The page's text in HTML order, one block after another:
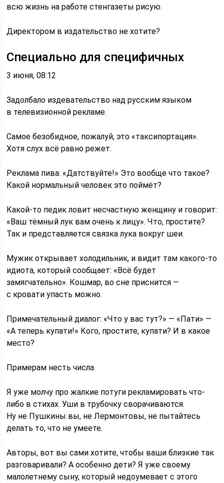
всю жизнь на работе стенгазеты рисую.
Директором в издательство не хотите?
Специально для специфичных
3 июня, 08:12
Задолбало издевательство над русским языком
в телевизионной рекламе.
Самое безобидное, пожалуй, это «таксипортация».
Хотя слух всё равно режет.
Реклама пива: «Датствуйте!» Это вообще что такое?
Какой нормальный человек это поймёт?
Какой-то педик ловит несчастную женщину и говорит:
«Ваш тёмный лук вам очень к лицу». Что, простите?
Так и представляется связка лука вокруг шеи.
Мужик открывает холодильник, и видит там какого-то
идиота, который сообщает: «Всё будет
замягчательно». Кошмар, во сне приснится —
с кровати упасть можно.
Примечательный диалог: «Что у вас тут?» — «Пати» —
«А теперь купати!» Кого, простите, купати? И в какое
место?
Примерам несть числа.
Я уже молчу про жалкие потуги рекламировать что-
либо в стихах. Уши в трубочку сворачиваются.
Ну не Пушкины вы, не Лермонтовы, не пытайтесь
делать то, что не умеете.
Авторы, вот вы сами хотите, чтобы ваши близкие так
разговаривали? А особенно дети? Я уже своему
малолетнему сыну, который недоумевает с этого